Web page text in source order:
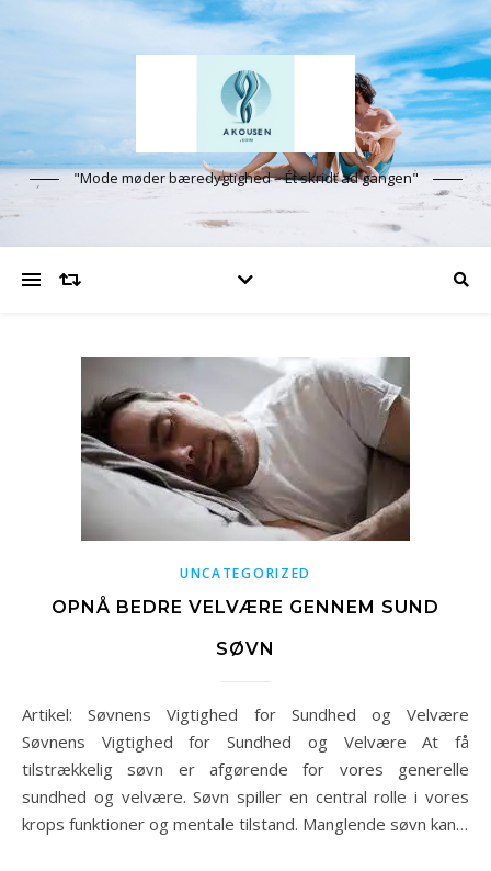
"Mode møder bæredygtighed – Ét skridt ad gangen"
UNCATEGORIZED
OPNÅ BEDRE VELVÆRE GENNEM SUND
SØVN
Artikel: Søvnens Vigtighed for Sundhed og Velvære
Søvnens Vigtighed for Sundhed og Velvære At få
tilstrækkelig søvn er afgørende for vores generelle
sundhed og velvære. Søvn spiller en central rolle i vores
krops funktioner og mentale tilstand. Manglende søvn kan…